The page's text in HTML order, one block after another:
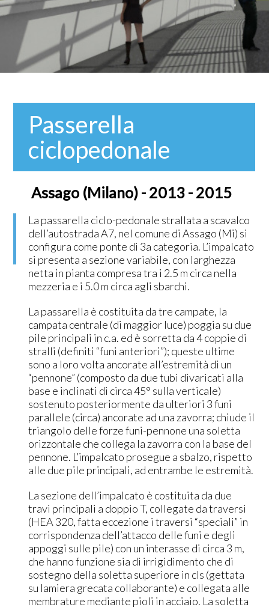
Passerella
ciclopedonale
Assago (Milano) - 2013 - 2015
La passarella ciclo-pedonale strallata a scavalco
dell’autostrada A7, nel comune di Assago (Mi) si
configura come ponte di 3a categoria. L’impalcato
si presenta a sezione variabile, con larghezza
netta in pianta compresa tra i 2.5 m circa nella
mezzeria e i 5.0 m circa agli sbarchi.
La passarella è costituita da tre campate, la
campata centrale (di maggior luce) poggia su due
pile principali in c.a. ed è sorretta da 4 coppie di
stralli (definiti “funi anteriori”); queste ultime
sono a loro volta ancorate all’estremità di un
“pennone” (composto da due tubi divaricati alla
base e inclinati di circa 45° sulla verticale)
sostenuto posteriormente da ulteriori 3 funi
parallele (circa) ancorate ad una zavorra; chiude il
triangolo delle forze funi-pennone una soletta
orizzontale che collega la zavorra con la base del
pennone. L’impalcato prosegue a sbalzo, rispetto
alle due pile principali, ad entrambe le estremità.
La sezione dell’impalcato è costituita da due
travi principali a doppio T, collegate da traversi
(HEA 320, fatta eccezione i traversi “speciali” in
corrispondenza dell’attacco delle funi e degli
appoggi sulle pile) con un interasse di circa 3 m,
che hanno funzione sia di irrigidimento che di
sostegno della soletta superiore in cls (gettata
su lamiera grecata collaborante) e collegata alle
membrature mediante pioli in acciaio. La soletta